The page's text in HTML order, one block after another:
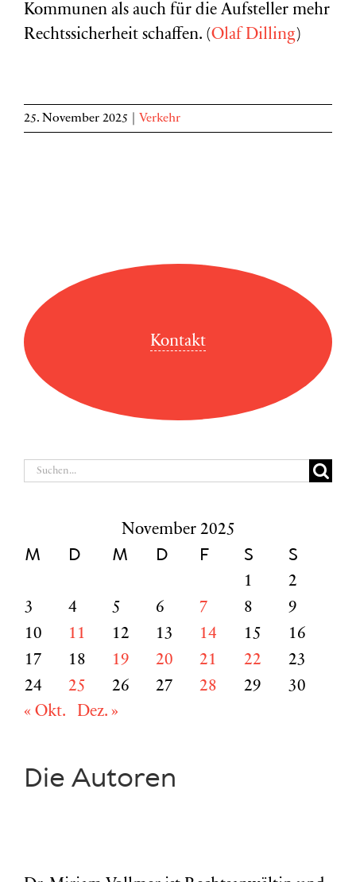
Kommunen als auch für die Aufsteller mehr
Rechtssicherheit schaffen. (Olaf Dilling)
25. November 2025 Verkehr
Kontakt
Suche
November 2025
M D M D F S S
1
2
3
4 5 6 7 8
9
10
11 12 13 14 15
16
17
18 19 20 21 22
23
24
25 26 27 28 29
30
« Okt.
Dez. »
Die Autoren